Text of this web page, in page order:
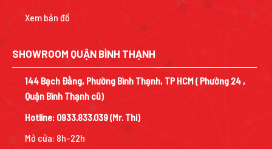
Xem bản đồ
SHOWROOM QUẬN BÌNH THẠNH
144 Bạch Đằng, Phường Bình Thạnh, TP HCM ( Phường 24 ,
Quận Bình Thạnh cũ)
Hotline: 0933.833.039(Mr. Thi)
Mở cửa: 8h-22h